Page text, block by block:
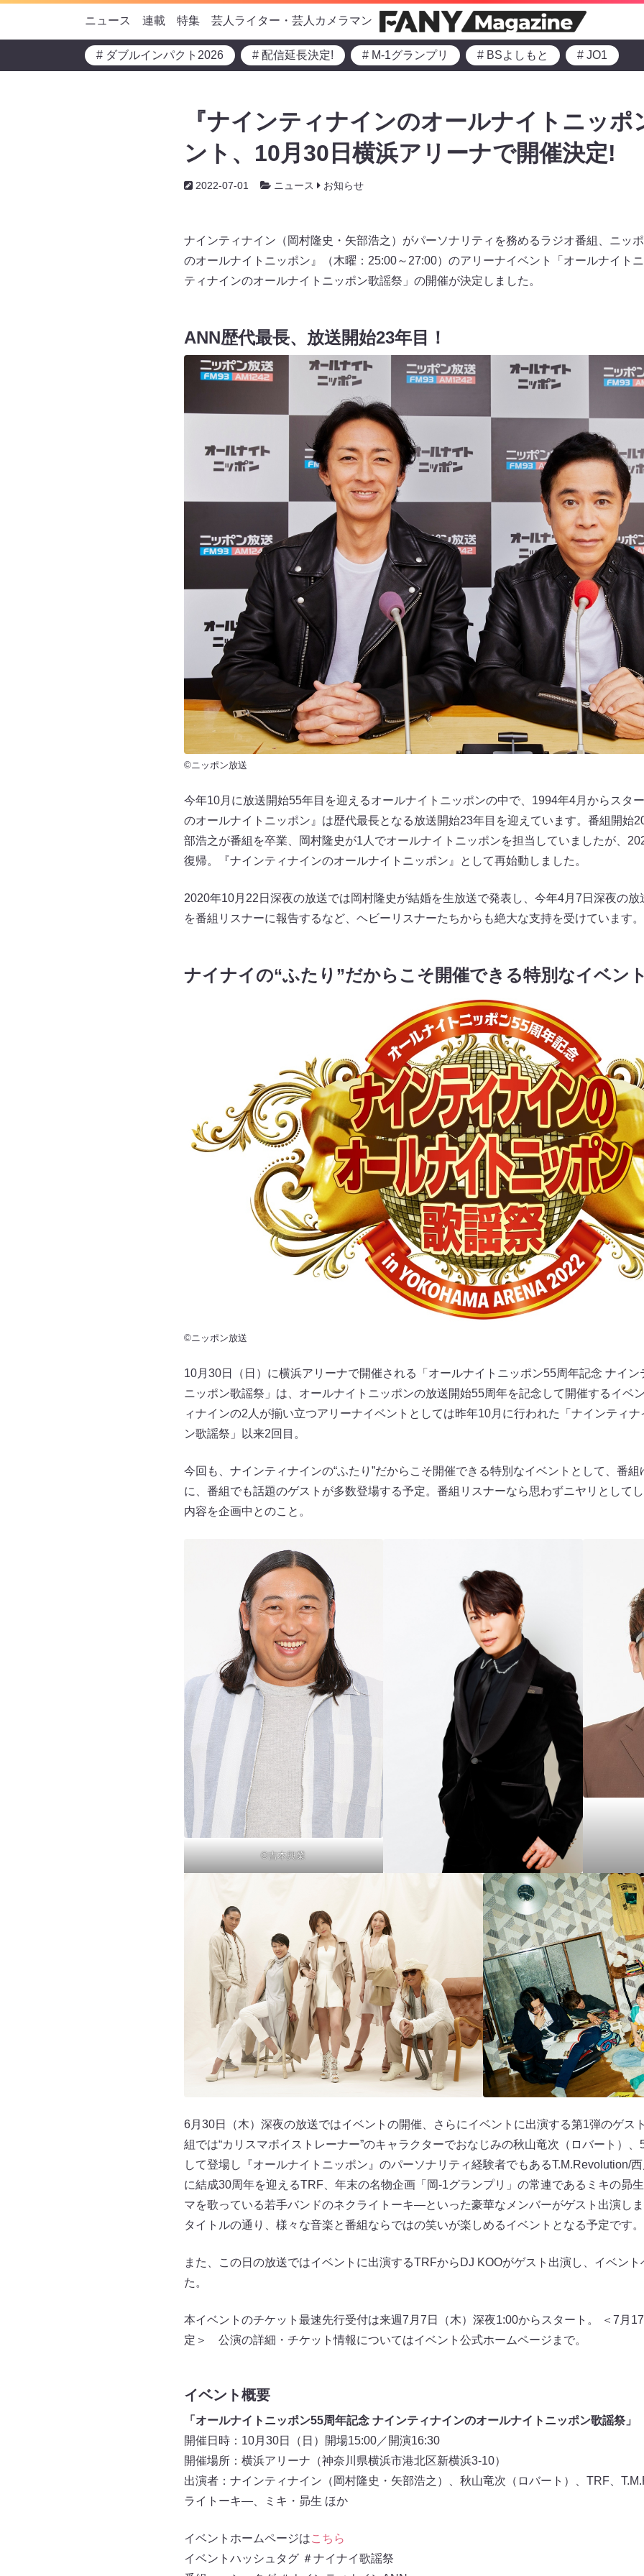
ニュース 連載 特集 芸人ライター・芸人カメラマン
# ダブルインパクト2026 # 配信延長決定! # M-1グランプリ # BSよしもと # JO1
『ナインティナインのオールナイトニッポ
ント、10月30日横浜アリーナで開催決定!
2022-07-01 ニュース お知らせ
ナインティナイン（岡村隆史・矢部浩之）がパーソナリティを務めるラジオ番組、ニッ
のオールナイトニッポン』（木曜：25:00～27:00）のアリーナイベント「オールナイト
ティナインのオールナイトニッポン歌謡祭」の開催が決定しました。
ANN歴代最長、放送開始23年目！
©ニッポン放送
今年10月に放送開始55年目を迎えるオールナイトニッポンの中で、1994年4月からスタ
のオールナイトニッポン』は歴代最長となる放送開始23年目を迎えています。番組開始
部浩之が番組を卒業、岡村隆史が1人でオールナイトニッポンを担当していましたが、
復帰。『ナインティナインのオールナイトニッポン』として再始動しました。
2020年10月22日深夜の放送では岡村隆史が結婚を生放送で発表し、今年4月7日深夜の
を番組リスナーに報告するなど、ヘビーリスナーたちからも絶大な支持を受けています。
ナイナイの“ふたり”だからこそ開催できる特別なイベン
©ニッポン放送
10月30日（日）に横浜アリーナで開催される「オールナイトニッポン55周年記念 ナイ
ニッポン歌謡祭」は、オールナイトニッポンの放送開始55周年を記念して開催するイベ
ィナインの2人が揃い立つアリーナイベントとしては昨年10月に行われた「ナインティ
ン歌謡祭」以来2回目。
今回も、ナインティナインの“ふたり”だからこそ開催できる特別なイベントとして、番
に、番組でも話題のゲストが多数登場する予定。番組リスナーなら思わずニヤリとして
内容を企画中とのこと。
©吉本興業
6月30日（木）深夜の放送ではイベントの開催、さらにイベントに出演する第1弾のゲス
組では“カリスマボイストレーナー”のキャラクターでおなじみの秋山竜次（ロバート）
して登場し『オールナイトニッポン』のパーソナリティ経験者でもあるT.M.Revolution/
に結成30周年を迎えるTRF、年末の名物企画「岡-1グランプリ」の常連であるミキの昴
マを歌っている若手バンドのネクライトーキ―といった豪華なメンバーがゲスト出演しま
タイトルの通り、様々な音楽と番組ならではの笑いが楽しめるイベントとなる予定です。
また、この日の放送ではイベントに出演するTRFからDJ KOOがゲスト出演し、イベン
た。
本イベントのチケット最速先行受付は来週7月7日（木）深夜1:00からスタート。 ＜7月
定＞ 公演の詳細・チケット情報についてはイベント公式ホームページまで。
イベント概要
「オールナイトニッポン55周年記念 ナインティナインのオールナイトニッポン歌謡祭」
開催日時：10月30日（日）開場15:00／開演16:30
開催場所：横浜アリーナ（神奈川県横浜市港北区新横浜3-10）
出演者：ナインティナイン（岡村隆史・矢部浩之）、秋山竜次（ロバート）、TRF、
ライトーキ―、ミキ・昴生 ほか
イベントホームページはこちら
イベントハッシュタグ ＃ナイナイ歌謡祭